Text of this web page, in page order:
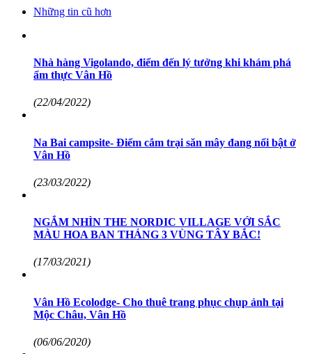
Những tin cũ hơn
Nhà hàng Vigolando, điểm đến lý tưởng khi khám phá
ẩm thực Vân Hồ
(22/04/2022)
Na Bai campsite- Điểm cắm trại săn mây đang nổi bật ở
Vân Hồ
(23/03/2022)
NGẮM NHÌN THE NORDIC VILLAGE VỚI SẮC
MÀU HOA BAN THÁNG 3 VÙNG TÂY BẮC!
(17/03/2021)
Vân Hồ Ecolodge- Cho thuê trang phục chụp ảnh tại
Mộc Châu, Vân Hồ
(06/06/2020)